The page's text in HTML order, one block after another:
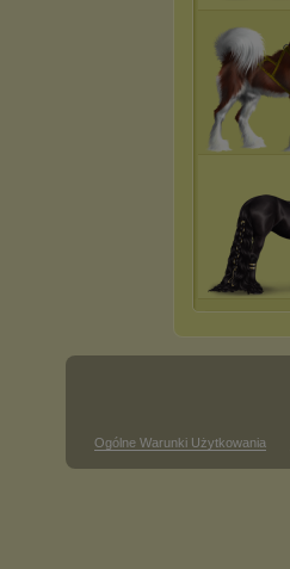
Ogólne Warunki Użytkowania